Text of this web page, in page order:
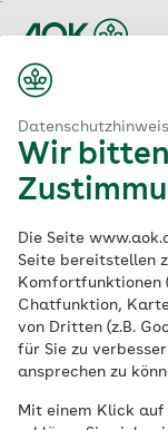
Wir
Die Seite
Seite bereitstellen
Komfortfunktionen
Chatfunktion,
von Dritten (z.B.
für Sie zu
ansprechen zu
Mit einem Klick
Hauptinhalt
AOK-
Benötigen
Fragen? Die